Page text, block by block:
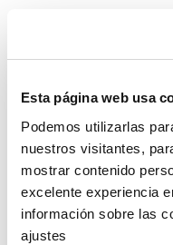
Esta página web usa
Podemos utilizarlas
nuestros visitantes,
mostrar contenido
excelente experiencia
información sobre las
ajustes